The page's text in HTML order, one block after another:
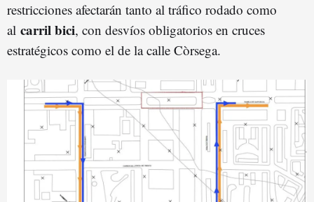
restricciones afectarán tanto al tráfico rodado como
al carril bici, con desvíos obligatorios en cruces
estratégicos como el de la calle Còrsega.